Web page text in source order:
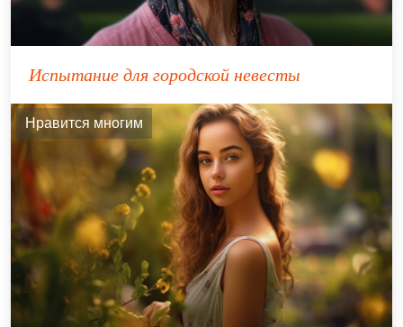
Испытание для городской невесты
Нравится многим